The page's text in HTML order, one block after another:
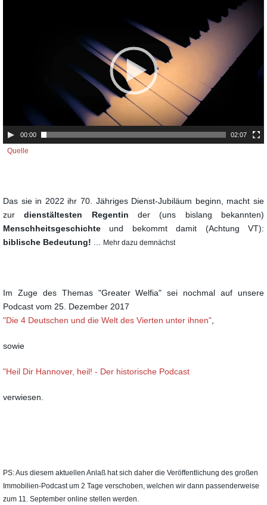
00:00 02:07
Quelle
Das sie in 2022 ihr 70. Jähriges Dienst-Jubiläum beginn, macht sie
zurdienstältesten Regentin der (uns bislang bekannten)
Menschheitsgeschichte und bekommt damit (Achtung VT):
biblische Bedeutung!
Mehr dazu demnächst
Im Zuge des Themas "Greater Welfia" sei nochmal auf unsere
Podcast vom 25. Dezember 2017
"Die 4 Deutschen und die Welt des Vierten unter ihnen"
sowie
"Heil Dir Hannover, heil! - Der historische Podcast
verwiesen.
PS: Aus diesem aktuellen Anlaß hat sich daher die Veröffentlichung des großen
Immobilien-Podcast um 2 Tage verschoben, welchen wir dann passenderweise
zum 11. September online stellen werden.